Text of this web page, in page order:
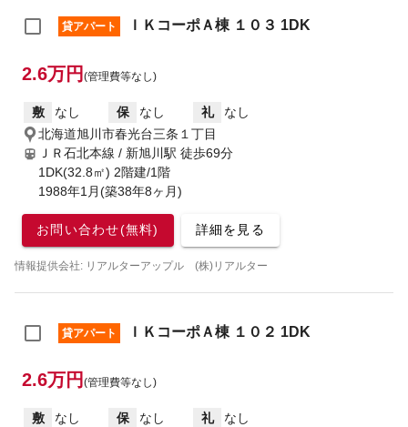
貸アパート ＩＫコーポＡ棟 １０３ 1DK
2.6万円 (管理費等なし)
敷 なし 保 なし 礼
なし
北海道旭川市春光台三条１丁目
ＪＲ石北本線 / 新旭川駅 徒歩69分
1DK(32.8㎡) 2階建/1階
1988年1月(築38年8ヶ月)
お問い合わせ(無料) 詳細を見る
情報提供会社: リアルターアップル (株)リアルター
貸アパート ＩＫコーポＡ棟 １０２ 1DK
2.6万円 (管理費等なし)
敷 なし 保 なし 礼
なし